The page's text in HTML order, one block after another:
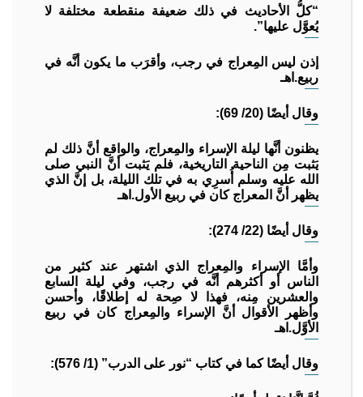
“كلُّ الأحاديث في ذلك ضعيفة منقطعة مختلفة لا
يُعوَّل عليها”.
إذن ليس المِعراج في رجب، وأقرَب ما يكون أنَّه في
ربيع.اهـ
وقال أيضًا (20/ 69):
يظنون أنَّها ليلة الإسراء والمِعراج، والواقع أنَّ ذلك لم
يَثبت مِن الناحية التاريخية، فلم يَثبت أنَّ النبي صلى
الله عليه وسلم أُسرِي به في تلك الليلة، بل إنَّ الذي
يظهر أنَّ المعراج كان في ربيع الأول.اهـ
وقال أيضًا (22/ 274):
وأمَّا الإسراء والمِعراج الذي اشتهر عند كثير من
الناس أو أكثرهم أنَّه في رجب، وفي ليلة السابع
والعشرين مِنه، فهذا لا صِحة له إطلاقًا، وأحسن
وأظهر الأقوال أنَّ الإسراء والمِعراج كان في ربيع
الأوَّل.اهـ
وقال أيضًا كما في كتاب “نور على الدرب” (1/ 576):